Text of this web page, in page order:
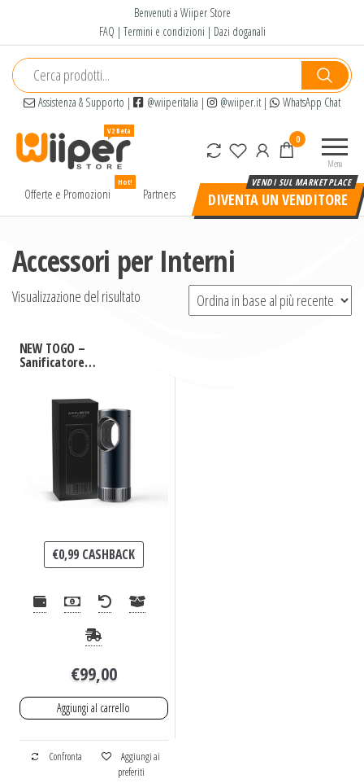
contenuto
Benvenuti a Wiiper Store
FAQ | Termini e condizioni | Dazi doganali
Assistenza & Supporto | @wiiperitalia | @wiiper.it| WhatsApp Chat
alta
prezzo
Menu
0
Offerte e Promozioni
Hot!
Partners DIVENTA UN VENDITORE
Accessori per Interni
Visualizzazione del risultato
NEW TOGO –
Sanificatore
€0,99 CASHBACK
€99,00
Aggiungi al carrello
Confronta
Aggiungi ai
preferiti